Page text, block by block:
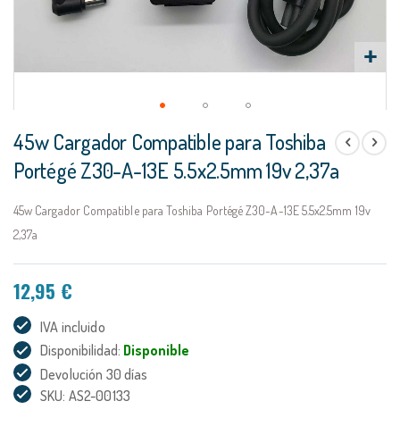
al
de
galería
de
45w Cargador Compatible para Toshiba
Portégé Z30-A-13E 5.5x2.5mm 19v 2,37a
45w Cargador Compatible para Toshiba Portégé Z30-A-13E 5.5x2.5mm 19v
2,37a
12,95 €
IVA incluido
Disponibilidad: Disponible
Devolución 30 días
SKU: AS2-00133